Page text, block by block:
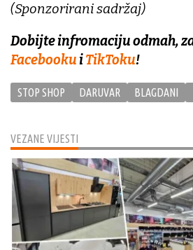
VEZANE VIJESTI
(Sponzorirani sadržaj)
Dobijte infromaciju odmah,
FacebookuiTikToku!
STOP SHOP DARUVAR BLAGDANI